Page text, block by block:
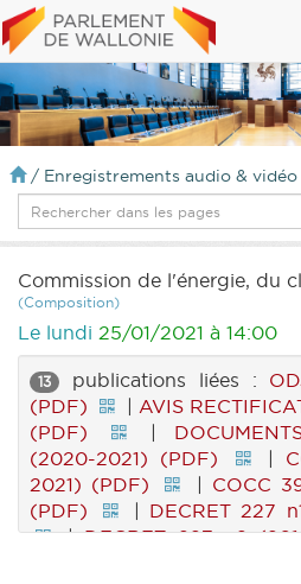
/ Enregistrements audio & vidéo
Commission de l'énergie, du
(Composition)
Le lundi 25/01/2021 à 14:00
13 publications liées :
(PDF)
| AVIS
(PDF)
|
(2020-2021) (PDF)
|
2021) (PDF)
| COCC
(PDF)
| DECRET 227
|DECRET 227 n2